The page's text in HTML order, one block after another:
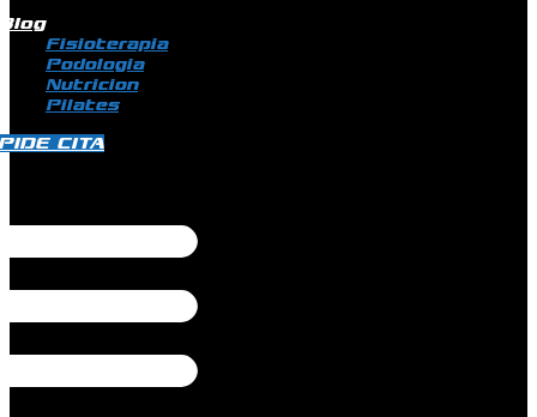
Fisioterapia
Podologia
Nutricion
Pilates
CITA